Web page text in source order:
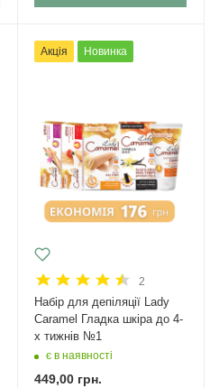
Акція Новинка
2
Набір для депіляції Lady
Caramel Гладка шкіра до 4-
х тижнів №1
є в наявності
449,00грн.